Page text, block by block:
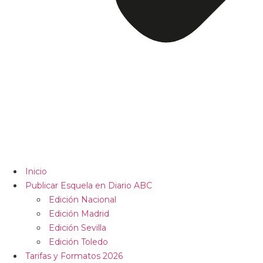
Inicio
Publicar Esquela en Diario ABC
Edición Nacional
Edición Madrid
Edición Sevilla
Edición Toledo
Tarifas y Formatos 2026